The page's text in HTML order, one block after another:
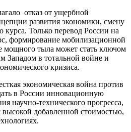
отказ от ущербной
развития экономики, смену
курса. Только перевод России на
формирование мобилизационной
мощного тыла может стать ключом
Западом в тотальной войне и
кризиса.
экономическая война против
в России инновационную
научно-технического прогресса,
высокой добавленной стоимостью,